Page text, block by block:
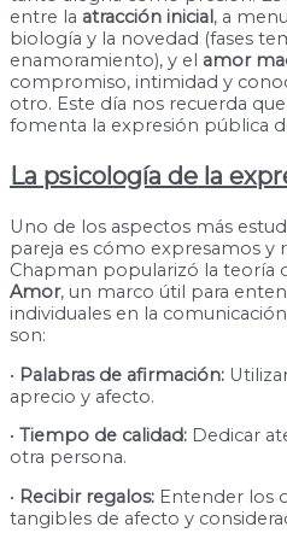
entre la atracción inicial, a
biología y la novedad (fases
enamoramiento), y el amor
compromiso, intimidad y
otro. Este día nos recuerda
fomenta la expresión pública
La psicología de la
Uno de los aspectos más
pareja es cómo expresamos y
Chapman popularizó la teoría
Amor, un marco útil para
individuales en la
son:
• Palabras de afirmación:
aprecio y afecto.
• Tiempo de calidad: Dedicar
otra persona.
• Recibir regalos: Entender los
tangibles de afecto y